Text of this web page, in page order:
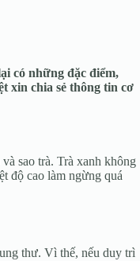
có những đặc điểm,
xin chia sẻ thông tin cơ
sao trà. Trà xanh không
độ cao làm ngừng quá
thư. Vì thế, nếu duy trì